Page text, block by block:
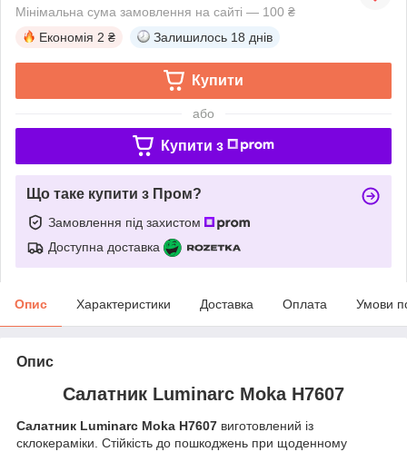
Мінімальна сума замовлення на сайті — 100 ₴
Економія 2 ₴ Залишилось 18 днів
Купити
або
Купити з
Що таке купити з Пром?
Замовлення під захистом
Доступна доставка
Опис Характеристики Доставка Оплата Умови
Опис
Салатник Luminarc Moka H7607
Салатник Luminarc Moka H7607 виготовлений із
склокераміки. Стійкість до пошкоджень при щоденному